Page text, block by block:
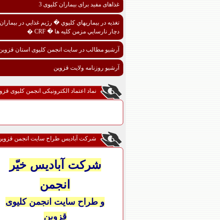
غذاهای مفید برای بیماران کلیوی 3
تغذيه در بيماريهاي کليوي � رژيم غذايي در بيماران
دچار نارسايي مزمن کليه ها � CRF �
آرشیو مطالب در سایت انجمن کلیوی استان
آرشیو روزنامه ولایت قزوین
نماد اعتماد الکترونیکی انجمن کلیوی
شرکت آبادیس طراح سایت انجمن
شرکت آبادیس خیّر
انجمن
و طراح سایت انجمن کلیوی
قزوین